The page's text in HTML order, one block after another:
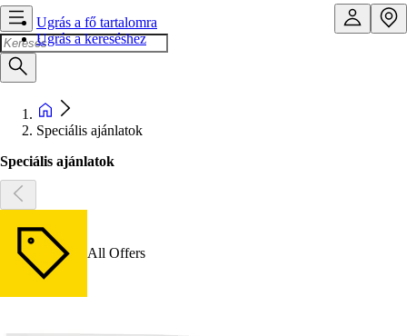
Ugrás a fő tartalomra
Ugrás a kereséshez
Speciális ajánlatok
Speciális ajánlatok
All Offers